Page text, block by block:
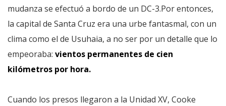
mudanza se efectuó a bordo de un DC-3.Por entonces,
la capital de Santa Cruz era una urbe fantasmal, con un
clima como el de Usuhaia, a no ser por un detalle que lo
empeoraba: vientos permanentes de cien
kilómetros por hora.
Cuando los presos llegaron a la Unidad XV, Cooke